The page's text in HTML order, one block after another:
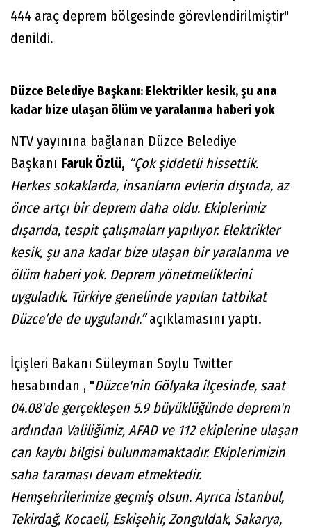
444 araç deprem bölgesinde görevlendirilmiştir"
denildi.
Düzce Belediye Başkanı: Elektrikler kesik, şu ana
kadar bize ulaşan ölüm ve yaralanma haberi yok
NTV yayınına bağlanan Düzce Belediye
Başkanı Faruk Özlü, “Çok şiddetli hissettik.
Herkes sokaklarda, insanların evlerin dışında, az
önce artçı bir deprem daha oldu. Ekiplerimiz
dışarıda, tespit çalışmaları yapılıyor. Elektrikler
kesik, şu ana kadar bize ulaşan bir yaralanma ve
ölüm haberi yok. Deprem yönetmeliklerini
uyguladık. Türkiye genelinde yapılan tatbikat
Düzce’de de uygulandı.”açıklamasını yaptı.
İçişleri Bakanı Süleyman Soylu Twitter
hesabından , "Düzce'nin Gölyaka ilçesinde, saat
04.08'de gerçekleşen 5.9 büyüklüğünde deprem'n
ardından Valiliğimiz, AFAD ve 112 ekiplerine ulaşan
can kaybı bilgisi bulunmamaktadır. Ekiplerimizin
saha taraması devam etmektedir.
Hemşehrilerimize geçmiş olsun. Ayrıca İstanbul,
Tekirdağ, Kocaeli, Eskişehir, Zonguldak, Sakarya,